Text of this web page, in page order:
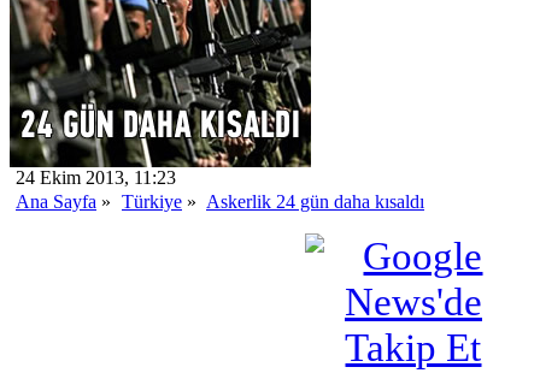
24 Ekim 2013, 11:23
Ana Sayfa » Türkiye » Askerlik 24 gün daha kısaldı